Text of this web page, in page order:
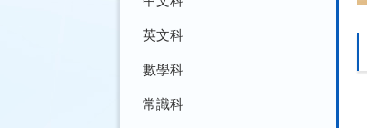
英文科
數學科
常識科